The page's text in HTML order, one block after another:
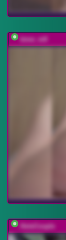
bmw_m8
HotsCouple